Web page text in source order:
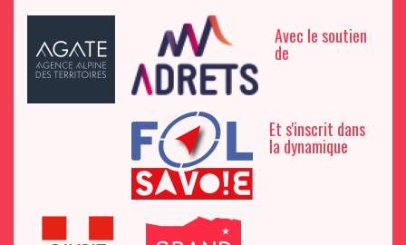
Avec le soutien
de
Et s'inscrit dans
la dynamique